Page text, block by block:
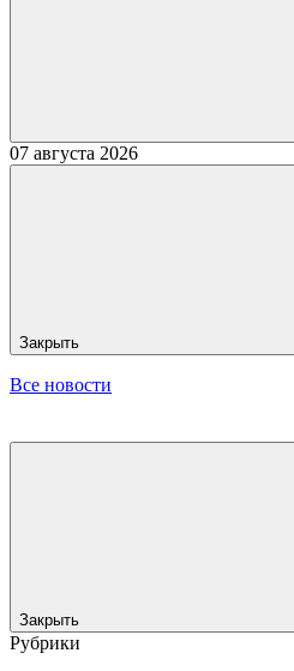
07 августа 2026
Закрыть
Все новости
Закрыть
Рубрики